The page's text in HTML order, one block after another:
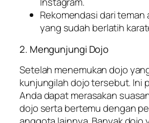
Rekomendasi dari teman
yang sudah berlatih
2. Mengunjungi Dojo
Setelah menemukan dojo
kunjungilah dojo tersebut. Ini
Anda dapat merasakan
dojo serta bertemu dengan